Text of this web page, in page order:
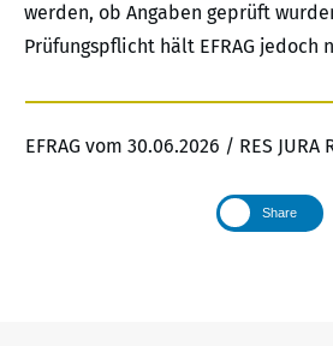
werden, ob Angaben geprüft
Prüfungspflicht hält EFRAG jedoch
EFRAG vom 30.06.2026 / RES
Share